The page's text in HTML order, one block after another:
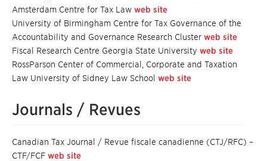
Amsterdam Centre for Tax Law web site
University of Birmingham Centre for Tax Governance of the
Accountability and Governance Research Cluster web site
Fiscal Research Centre Georgia State University web site
RossParson Center of Commercial, Corporate and Taxation
Law University of Sidney Law School web site
Journals / Revues
Canadian Tax Journal / Revue fiscale canadienne (CTJ/RFC) –
CTF/FCF web site